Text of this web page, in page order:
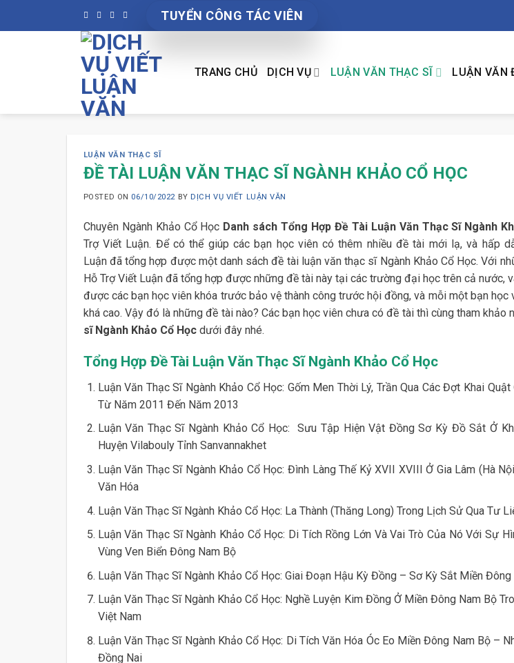
TUYỂN CÔNG TÁC VIÊN
TRANG CHỦ DỊCH VỤ LUẬN VĂN THẠC SĨ LUẬN VĂN
LUẬN VĂN THẠC SĨ
ĐỀ TÀI LUẬN VĂN THẠC SĨ NGÀNH KHẢO CỔ HỌC
POSTED ON 06/10/2022 BY DỊCH VỤ VIẾT LUẬN VĂN
Chuyên Ngành Khảo Cổ Học Danh sách Tổng Hợp Đề Tài Luận Văn Thạc Sĩ Ngành
Trợ Viết Luận. Để có thể giúp các bạn học viên có thêm nhiều đề tài mới lạ, và hấp
Luận đã tổng hợp được một danh sách đề tài luận văn thạc sĩ Ngành Khảo Cổ Học. Với
Hỗ Trợ Viết Luận đã tổng hợp được những đề tài này tại các trường đại học trên cả nước,
được các bạn học viên khóa trước bảo vệ thành công trước hội đồng, và mỗi một bạn
khá cao. Vậy đó là những đề tài nào? Các bạn học viên chưa có đề tài thì cùng tham khảo
sĩ Ngành Khảo Cổ Họcdưới đây nhé.
Tổng Hợp Đề Tài Luận Văn Thạc Sĩ Ngành Khảo Cổ Học
Luận Văn Thạc Sĩ Ngành Khảo Cổ Học: Gốm Men Thời Lý, Trần Qua Các Đợt Khai
Từ Năm 2011 Đến Năm 2013
Luận Văn Thạc Sĩ Ngành Khảo Cổ Học: Sưu Tập Hiện Vật Đồng Sơ Kỳ Đồ Sắt Ở
Huyện Vilabouly Tỉnh Sanvannakhet
Luận Văn Thạc Sĩ Ngành Khảo Cổ Học: Đình Làng Thế Kỷ XVII XVIII Ở Gia Lâm (Hà
Văn Hóa
Luận Văn Thạc Sĩ Ngành Khảo Cổ Học: La Thành (Thăng Long) Trong Lịch Sử Qua Tư
Luận Văn Thạc Sĩ Ngành Khảo Cổ Học: Di Tích Rồng Lớn Và Vai Trò Của Nó Với Sự
Vùng Ven Biển Đông Nam Bộ
Luận Văn Thạc Sĩ Ngành Khảo Cổ Học: Giai Đoạn Hậu Kỳ Đồng – Sơ Kỳ Sắt Miền Đông
Luận Văn Thạc Sĩ Ngành Khảo Cổ Học: Nghề Luyện Kim Đồng Ở Miền Đông Nam Bộ
Việt Nam
Luận Văn Thạc Sĩ Ngành Khảo Cổ Học: Di Tích Văn Hóa Óc Eo Miền Đông Nam Bộ –
Đồng Nai